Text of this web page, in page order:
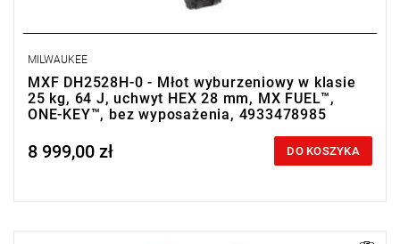
MILWAUKEE
MXF DH2528H-0 - Młot wyburzeniowy w klasie
25 kg, 64 J, uchwyt HEX 28 mm, MX FUEL™,
ONE-KEY™, bez wyposażenia, 4933478985
Price tax included
8 999,00 zł DO KOSZYKA